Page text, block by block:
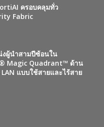
ครอบคลุมทั่ว
Fabric
งผู้นำสามปีซ้อนใน
Magic Quadrant™ ด้าน
แบบใช้สายและไร้สาย